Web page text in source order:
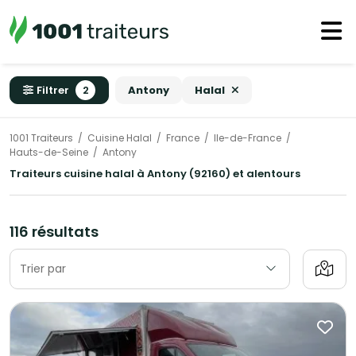
Filtrer 2 Antony Halal
1001 Traiteurs Cuisine Halal France
Ile-de-France
Hauts-de-Seine
Antony
Traiteurs cuisine halal à Antony (92160) et alentours
116 résultats
Trier par